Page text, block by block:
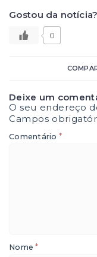
Gostou da
0
Deixe um
O seu endereço
Campos
Comentário *
Nome*